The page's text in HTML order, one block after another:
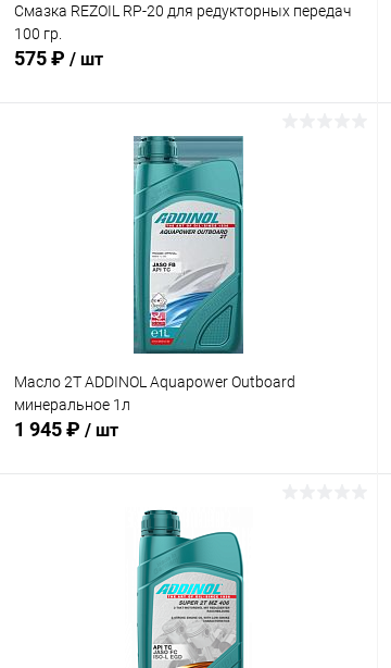
Смазка REZOIL RP-20 для редукторных передач
100 гр.
575 ₽ / шт
В корзину
В наличии
Масло 2Т ADDINOL Aquapower Outboard
минеральное 1л
1 945 ₽ / шт
В корзину